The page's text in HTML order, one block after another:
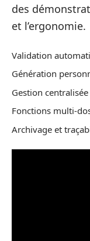
des
et l’ergonomie.
Validation
Génération
Gestion
Fonctions multi-
Archivage et